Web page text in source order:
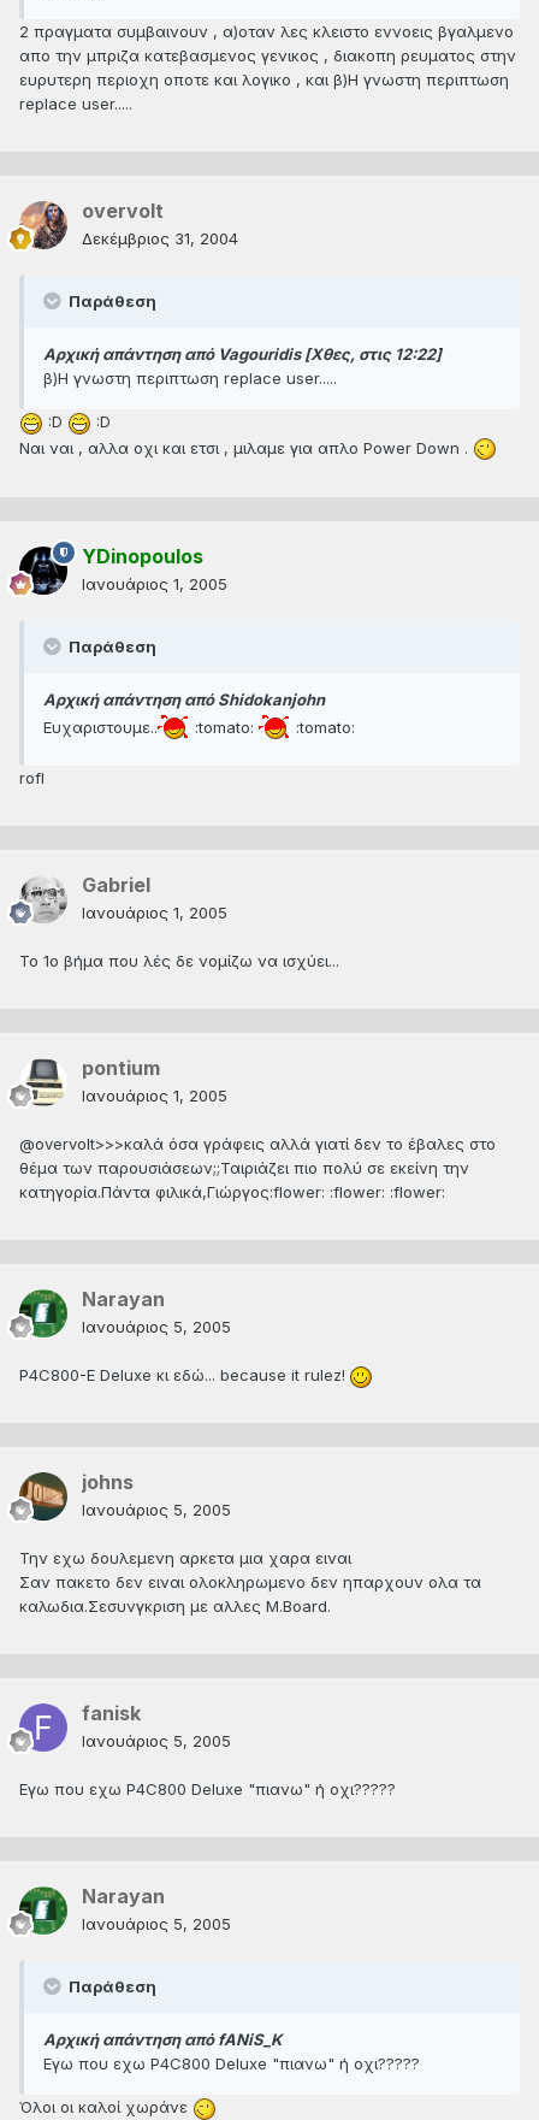
2 πραγματα συμβαινουν , α)οταν λες κλειστο εννοεις βγαλμενο
απο την μπριζα κατεβασμενος γενικος , διακοπη ρευματος στην
ευρυτερη περιοχη οποτε και λογικο , και β)Η γνωστη περιπτωση
replace user.....
overvolt
Δεκέμβριος 31, 2004
Παράθεση
Αρχική απάντηση από Vagouridis [Χθες, στις 12:22]
β)Η γνωστη περιπτωση replace user.....
:D
:D
Ναι ναι , αλλα οχι και ετσι , μιλαμε για απλο Power Down .
YDinopoulos
Ιανουάριος 1, 2005
Παράθεση
Αρχική απάντηση από Shidokanjohn
Ευχαριστουμε..
:tomato: :tomato:
rofl
Gabriel
Ιανουάριος 1, 2005
Το 1ο βήμα που λές δε νομίζω να ισχύει...
pontium
Ιανουάριος 1, 2005
@overvolt>>>καλά όσα γράφεις αλλά γιατί δεν το έβαλες στο
θέμα των παρουσιάσεων;;Ταιριάζει πιο πολύ σε εκείνη την
κατηγορία.Πάντα φιλικά,Γιώργος:flower: :flower: :flower:
Narayan
Ιανουάριος 5, 2005
P4C800-E Deluxe κι εδώ... because it rulez!
johns
Ιανουάριος 5, 2005
Την εχω δουλεμενη αρκετα μια χαρα ειναι
Σαν πακετο δεν ειναι ολοκληρωμενο δεν ηπαρχουν ολα τα
καλωδια.Σεσυνγκριση με αλλες Μ.Board.
fanisk
Ιανουάριος 5, 2005
Εγω που εχω P4C800 Deluxe "πιανω" ή οχι?????
Narayan
Ιανουάριος 5, 2005
Παράθεση
Αρχική απάντηση από fANiS_K
Εγω που εχω P4C800 Deluxe "πιανω" ή οχι?????
Όλοι οι καλοί χωράνε